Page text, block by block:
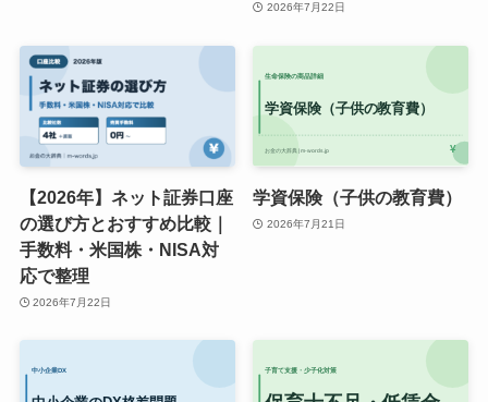
2026年7月22日
【2026年】ネット証券口座
の選び方とおすすめ比較｜
手数料・米国株・NISA対
応で整理
2026年7月22日
学資保険（子供の教育費）
2026年7月21日